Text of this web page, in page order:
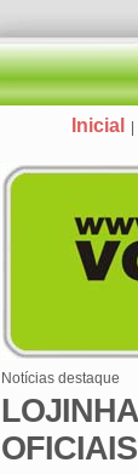
Inicial
Notícias destaque